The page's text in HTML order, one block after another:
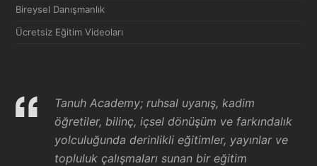
Bireysel Danışmanlık
Ücretsiz Eğitim Videoları
Tanuh Academy; ruhsal uyanış, kadim
öğretiler, bilinç, içsel dönüşüm ve farkındalık
yolculuğunda derinlikli eğitimler, yayınlar ve
topluluk çalışmaları sunan bir eğitim